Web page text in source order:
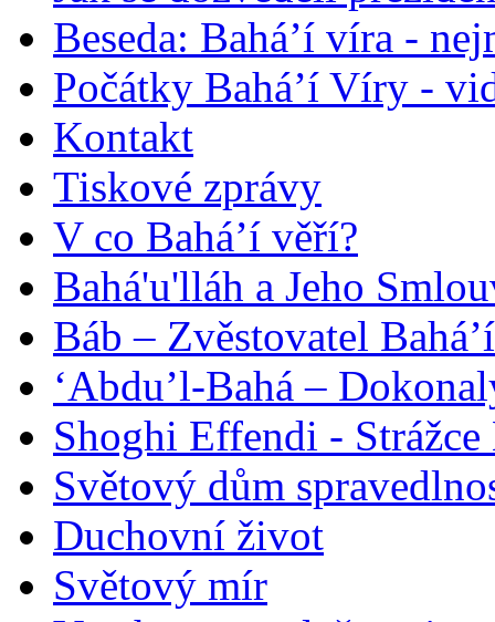
Beseda: Bahá’í víra -
Počátky Bahá’í Víry -
Kontakt
Tiskové zprávy
V co Bahá’í věří?
Bahá'u'lláh a Jeho
Báb – Zvěstovatel
‘Abdu’l-Bahá –
Shoghi Effendi -
Světový dům
Duchovní život
Světový mír